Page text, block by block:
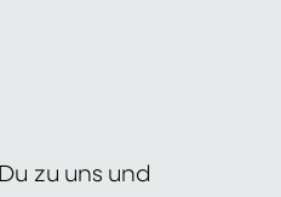
zu uns und